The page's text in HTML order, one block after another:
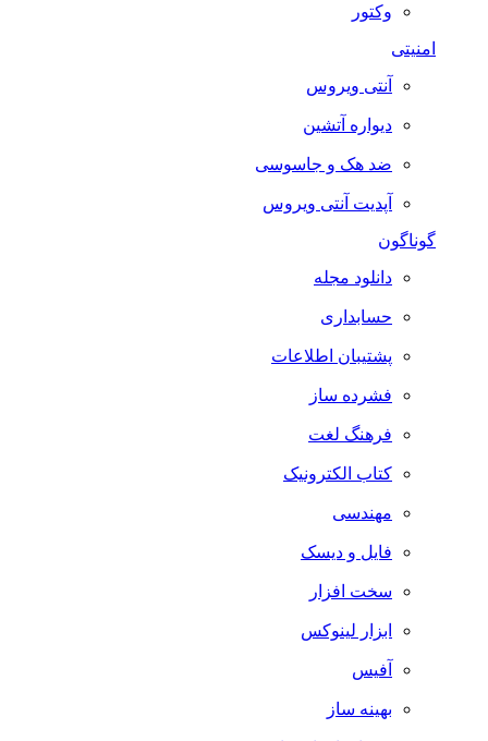
وکتور
امنیتی
آنتی ویروس
دیواره آتشین
ضد هک و جاسوسی
آپدیت آنتی ویروس
گوناگون
دانلود مجله
حسابداری
پشتیبان اطلاعات
فشرده ساز
فرهنگ لغت
کتاب الکترونیک
مهندسی
فایل و دیسک
سخت افزار
ابزار لینوکس
آفیس
بهینه ساز